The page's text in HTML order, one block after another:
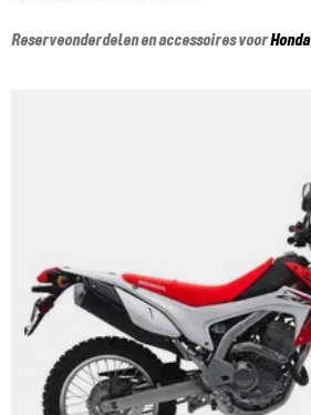
Reserveonderdelen en accessoires voorHonda